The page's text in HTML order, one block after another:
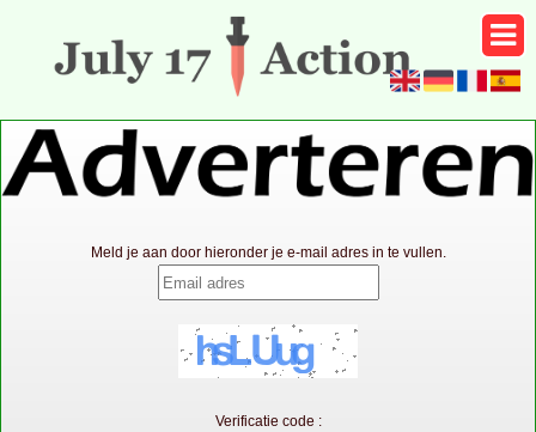
Meld je aan door hieronder je e-mail adres in te vullen.
Verificatie code :